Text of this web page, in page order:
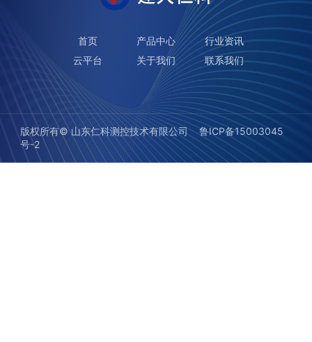
首页 产品中心
行业资讯
云平台
关于我们 联系我们
版权所有©️ 山东仁科测控技术有限公司鲁ICP备15003045
号-2